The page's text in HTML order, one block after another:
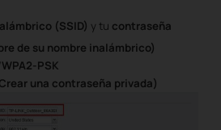
(SSID) y tu contraseña
de su nombre inalámbrico)
PSK
una contraseña privada)